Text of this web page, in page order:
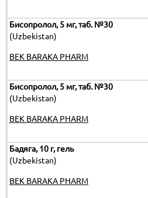
Бисопролол, 5 мг, таб. №30
(Uzbekistan)
BEK BARAKA PHARM
Бисопролол, 5 мг, таб. №30
(Uzbekistan)
BEK BARAKA PHARM
Бадяга, 10 г, гель
(Uzbekistan)
BEK BARAKA PHARM